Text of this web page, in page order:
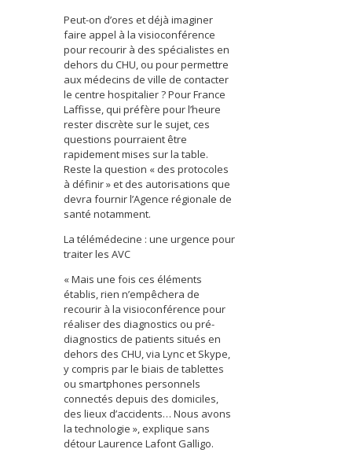
Peut-on d’ores et déjà imaginer
faire appel à la visioconférence
pour recourir à des spécialistes en
dehors du CHU, ou pour permettre
aux médecins de ville de contacter
le centre hospitalier ? Pour France
Laffisse, qui préfère pour l’heure
rester discrète sur le sujet, ces
questions pourraient être
rapidement mises sur la table.
Reste la question « des protocoles
à définir » et des autorisations que
devra fournir l’Agence régionale de
santé notamment.
La télémédecine : une urgence pour
traiter les AVC
« Mais une fois ces éléments
établis, rien n’empêchera de
recourir à la visioconférence pour
réaliser des diagnostics ou pré-
diagnostics de patients situés en
dehors des CHU, via Lync et Skype,
y compris par le biais de tablettes
ou smartphones personnels
connectés depuis des domiciles,
des lieux d’accidents… Nous avons
la technologie », explique sans
détour Laurence Lafont Galligo.